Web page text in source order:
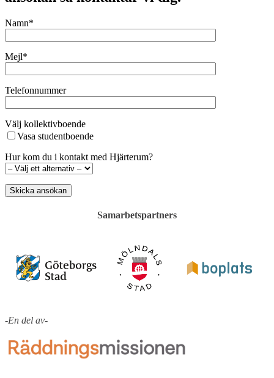
Namn*
Mejl*
Telefonnummer
Välj kollektivboende
Vasa studentboende
Hur kom du i kontakt med Hjärterum?
Samarbetspartners
-En del av-